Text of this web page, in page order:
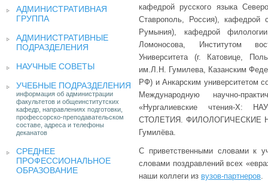
АДМИНИСТРАТИВНАЯ
ГРУППА
АДМИНИСТРАТИВНЫЕ
ПОДРАЗДЕЛЕНИЯ
НАУЧНЫЕ СОВЕТЫ
УЧЕБНЫЕ ПОДРАЗДЕЛЕНИЯ
информация об администрации
факультетов и общеинститутских
кафедр, направлениях подготовки,
профессорско-преподавательском
составе, адреса и телефоны
деканатов
СРЕДНЕЕ
ПРОФЕССИОНАЛЬНОЕ
ОБРАЗОВАНИЕ
кафедрой русского языка
Ставрополь, Россия), кафедрой
Румыния), кафедрой
Ломоносова, Институтом
Университета (г. Катовице,
им.Л.Н. Гумилева, Казанским
РФ) и Анкарским университетом
Международную научно-
«Нургалиевские чтения-
СТОЛЕТИЯ. ФИЛОЛОГИЧЕСКИЕ
Гумилёва.
С приветственными словами к
словами поздравлений всех
наши коллеги из вузов-партнеров.